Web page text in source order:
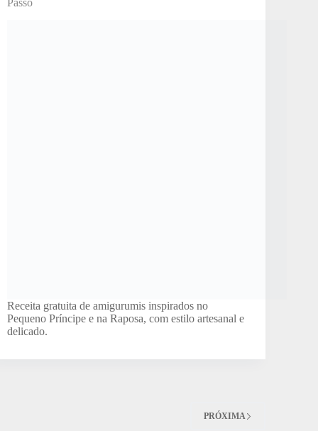
Passo
Receita gratuita de amigurumis inspirados no
Pequeno Príncipe e na Raposa, com estilo artesanal e
delicado.
PRÓXIMA